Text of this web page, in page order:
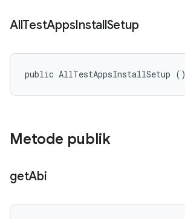
AllTestAppsInstallSetup
public AllTestAppsInstallSetup ()
Metode publik
getAbi